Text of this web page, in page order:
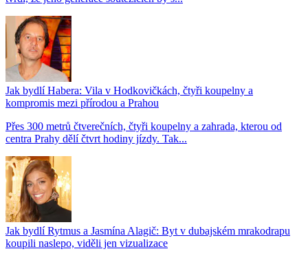
Jak bydlí Habera: Vila v Hodkovičkách, čtyři koupelny a
kompromis mezi přírodou a Prahou
Přes 300 metrů čtverečních, čtyři koupelny a zahrada, kterou od
centra Prahy dělí čtvrt hodiny jízdy. Tak...
Jak bydlí Rytmus a Jasmína Alagič: Byt v dubajském mrakodrapu
koupili naslepo, viděli jen vizualizace